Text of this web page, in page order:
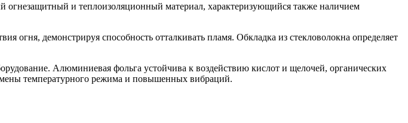
огнезащитный и теплоизоляционный материал, характеризующийся также наличием
демонстрируя способность отталкивать пламя. Обкладка из стекловолокна определяет
Алюминиевая фольга устойчива к воздействию кислот и щелочей, органических
температурного режима и повышенных вибраций.